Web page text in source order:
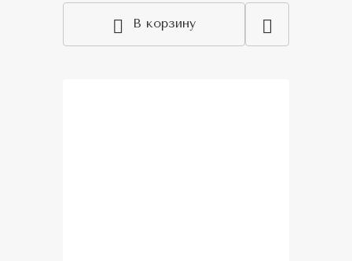
В корзину